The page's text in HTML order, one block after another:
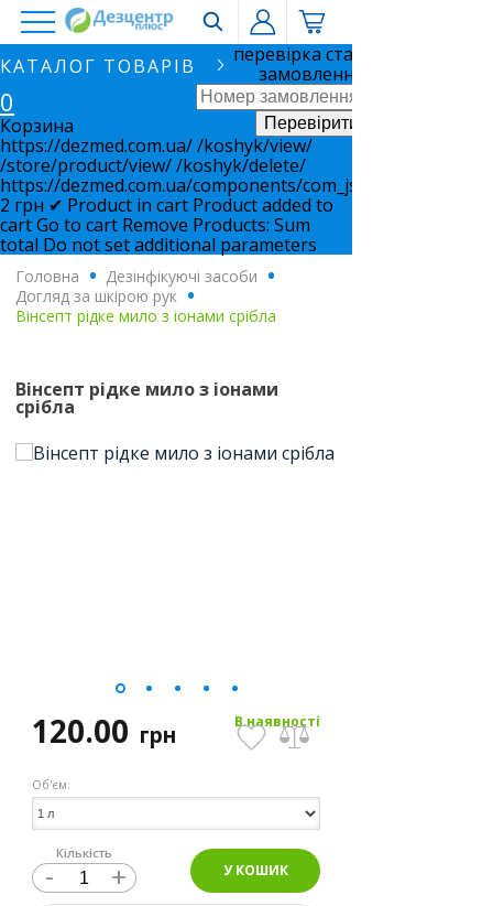
КАТАЛОГ ТОВАРІВ
перевірка статусу
замовлення
0
Корзина
https://dezmed.com.ua//koshyk/view/
/store/product/view//koshyk/delete/
https://dezmed.com.ua/components/com_jshopping/files/
2 грн ✔ Product in cart Product added to
cartGo to cart Remove Products: Sum
total Do not set additional parameters
Головна . Дезінфікуючі засоби
.
Догляд за шкірою рук .
Вінсепт рідке мило з іонами срібла
Вінсепт рідке мило з іонами
срібла
В наявності
120.00 грн
Об'єм:
Кількість
- + У КОШИК